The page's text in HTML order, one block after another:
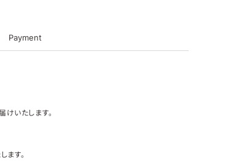
Payment
いたします。
す。